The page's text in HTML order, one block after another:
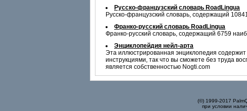
Русско-французский словарь RoadLingua
Русско-французский словарь, содержащий
Франко-русский словарь RoadLingua
Франко-русский словарь, содержащий 6759
Энциклопейдия нейл-арта
Эта иллюстрированная энциклопедия
инструкциями, так что вы сможете без труда
является собственностью Nogti.com
(©) 1999-2017
при условии